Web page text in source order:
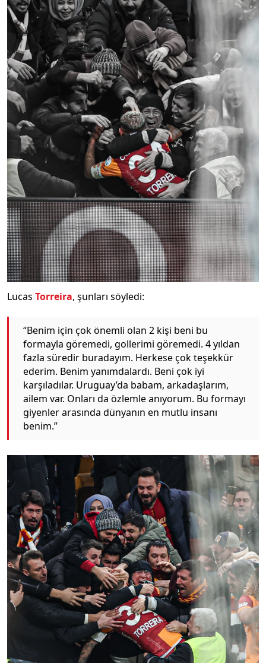
Lucas Torreira, şunları söyledi:
“Benim için çok önemli olan 2 kişi beni bu
formayla göremedi, gollerimi göremedi. 4 yıldan
fazla süredir buradayım. Herkese çok teşekkür
ederim. Benim yanımdalardı. Beni çok iyi
karşıladılar. Uruguay’da babam, arkadaşlarım,
ailem var. Onları da özlemle anıyorum. Bu formayı
giyenler arasında dünyanın en mutlu insanı
benim.”